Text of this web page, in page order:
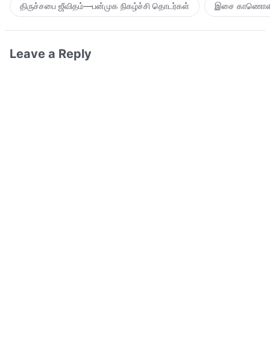
திருச்சபை ஜீவிதம்—பன்முக நிகழ்ச்சி தொடர்கள் இசை
Leave a Reply